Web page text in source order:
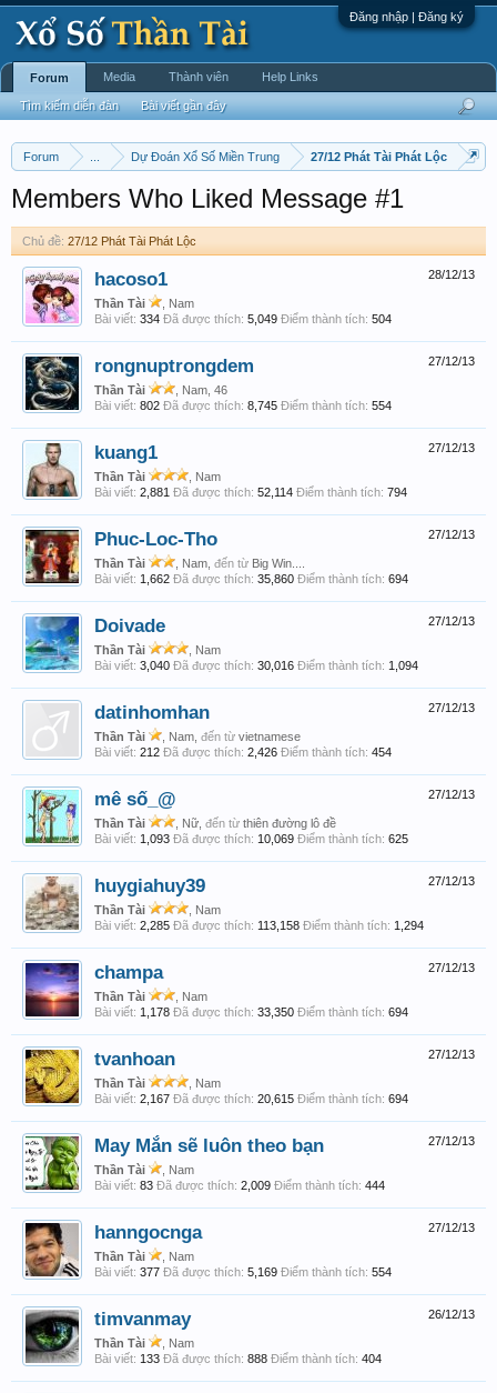
Đăng nhập | Đăng ký
Forum Dự Đoán Xổ Số Miền Trung 27/12 Phát Tài Phát Lộc
Members Who Liked Message #1
Chủ đề: 27/12 Phát Tài Phát Lộc
28/12/13
hacoso1
Thần Tài
, Nam
Bài viết: 334 Đã được thích: 5,049 Điểm thành tích: 504
27/12/13
rongnuptrongdem
Thần Tài
, Nam, 46
Bài viết: 802 Đã được thích: 8,745 Điểm thành tích: 554
27/12/13
kuang1
Thần Tài
, Nam
Bài viết: 2,881 Đã được thích: 52,114 Điểm thành tích: 794
27/12/13
Phuc-Loc-Tho
Thần Tài , Nam, đến từ Big Win....
Bài viết: 1,662 Đã được thích: 35,860 Điểm thành tích: 694
27/12/13
Doivade
Thần Tài
, Nam
Bài viết: 3,040 Đã được thích: 30,016 Điểm thành tích: 1,094
27/12/13
datinhomhan
Thần Tài , Nam, đến từ vietnamese
Bài viết: 212 Đã được thích: 2,426 Điểm thành tích: 454
27/12/13
mê số_@
Thần Tài , Nữ, đến từ thiên đường lô đề
Bài viết: 1,093 Đã được thích: 10,069 Điểm thành tích: 625
27/12/13
huygiahuy39
Thần Tài
, Nam
Bài viết: 2,285 Đã được thích: 113,158 Điểm thành tích: 1,294
27/12/13
champa
Thần Tài
, Nam
Bài viết: 1,178 Đã được thích: 33,350 Điểm thành tích: 694
27/12/13
tvanhoan
Thần Tài
, Nam
Bài viết: 2,167 Đã được thích: 20,615 Điểm thành tích: 694
27/12/13
May Mắn sẽ luôn theo bạn
Thần Tài
, Nam
Bài viết: 83 Đã được thích: 2,009 Điểm thành tích: 444
27/12/13
hanngocnga
Thần Tài
, Nam
Bài viết: 377 Đã được thích: 5,169 Điểm thành tích: 554
26/12/13
timvanmay
Thần Tài
, Nam
Bài viết: 133 Đã được thích: 888 Điểm thành tích: 404
Forum
Tìm kiếm diễn đàn Bài viết gần đây
Media Thành viên Help Links